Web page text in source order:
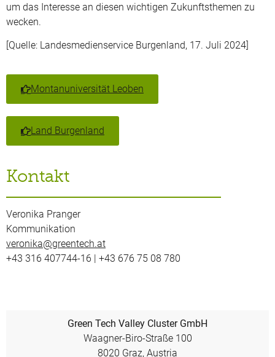
um das Interesse an diesen wichtigen Zukunftsthemen zu
wecken.
[Quelle: Landesmedienservice Burgenland, 17. Juli 2024]
Montanuniversität Leoben
Land Burgenland
Kontakt
Veronika Pranger
Kommunikation
veronika@greentech.at
+43 316 407744-16 | +43 676 75 08 780
Green Tech Valley Cluster GmbH
Waagner-Biro-Straße 100
8020 Graz, Austria